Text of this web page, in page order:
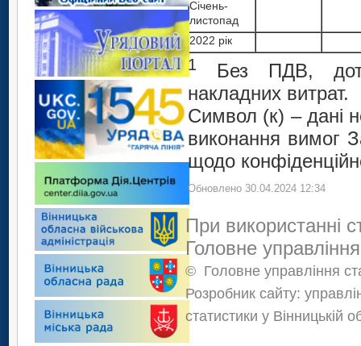
Січень-
листопад
2022 рік
1
Без ПДВ,
накладних витрат.
Символ (к) – дані
виконання вимог
щодо
Обновлено 30.04.2024 12:34
При використанні
Головне
© Головне управління
Розробник сайту:
статистики у Вінницькій